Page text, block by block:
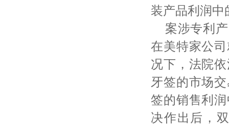
装产品利润中
案涉专利
在美特家公
况下，法院
牙签的市场
签的销售利
决作出后，